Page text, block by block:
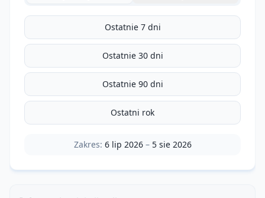
Ostatnie 7 dni
Ostatnie 30 dni
Ostatnie 90 dni
Ostatni rok
Zakres: 6 lip 2026– 5 sie 2026